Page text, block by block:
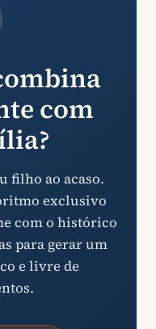
com
filho ao acaso.
exclusivo
com o histórico
para gerar um
e livre de